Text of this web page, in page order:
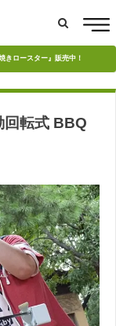
きロースター』販売中！
回転式 BBQ